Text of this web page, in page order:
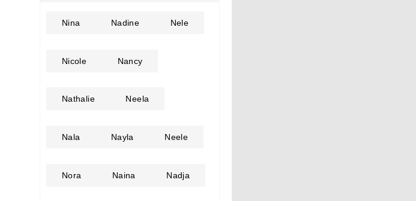
Nina Nadine Nele
Nicole Nancy
Nathalie Neela
Nala Nayla Neele
Nora Naina Nadja